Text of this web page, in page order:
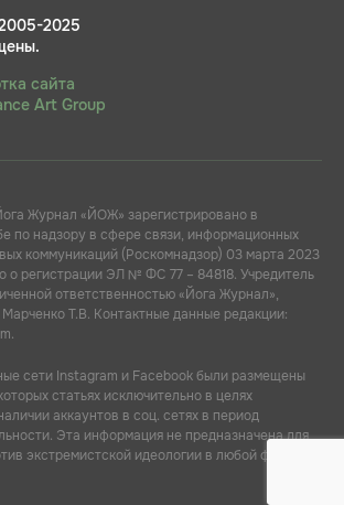
2025
сайта
Art Group
Журнал «ЙОЖ» зарегистрировано в
по надзору в сфере связи, информационных
коммуникаций (Роскомнадзор) 03 марта 2023
о регистрации ЭЛ № ФС 77 – 84818. Учредитель
ответственностью «Йога Журнал»,
Т.В. Контактные данные редакции:
сети Instagram и Facebook были размещены
статьях исключительно в целях
аккаунтов в соц. сетях в период
Эта информация не предназначена для
экстремистской идеологии в любой форме.